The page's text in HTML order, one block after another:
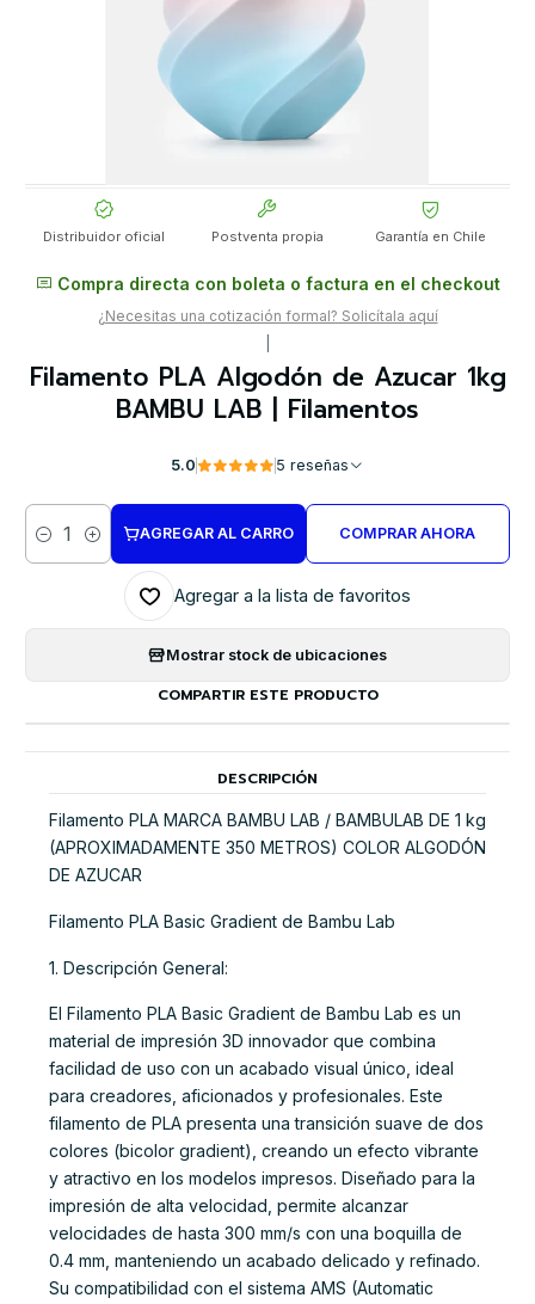
Distribuidor oficial Postventa propia Garantía en Chile
Compra directa con boleta o factura en el checkout
¿Necesitas una cotización formal? Solicítala aquí
Filamento PLA Algodón de Azucar 1kg
BAMBU LAB | Filamentos
5.0 5 reseñas
Cantidad
AGREGAR AL CARRO COMPRAR AHORA
Agregar a la lista de favoritos
Mostrar stock de ubicaciones
COMPARTIR ESTE PRODUCTO
DESCRIPCIÓN
Filamento PLA MARCA BAMBU LAB / BAMBULAB DE 1 kg
(APROXIMADAMENTE 350 METROS) COLOR ALGODÓN
DE AZUCAR
Filamento PLA Basic Gradient de Bambu Lab
1. Descripción General:
El Filamento PLA Basic Gradient de Bambu Lab es un
material de impresión 3D innovador que combina
facilidad de uso con un acabado visual único, ideal
para creadores, aficionados y profesionales. Este
filamento de PLA presenta una transición suave de dos
colores (bicolor gradient), creando un efecto vibrante
y atractivo en los modelos impresos. Diseñado para la
impresión de alta velocidad, permite alcanzar
velocidades de hasta 300 mm/s con una boquilla de
0.4 mm, manteniendo un acabado delicado y refinado.
Su compatibilidad con el sistema AMS (Automatic